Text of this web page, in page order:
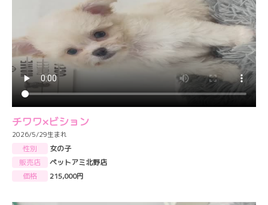
チワワ×ビション
2026/5/29生まれ
性別
女の子
販売店
ペットアミ北野店
価格
215,000円